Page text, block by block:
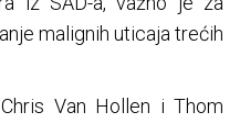
malignih uticaja trećih
Van Hollen i Thom